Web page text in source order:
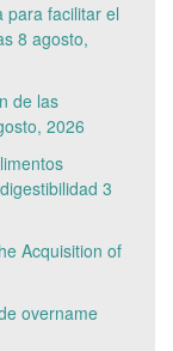
para facilitar el
8 agosto,
de las
2026
3
Acquisition of
overname